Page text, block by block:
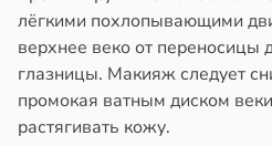
лёгкими похлопывающими
верхнее веко от переносицы
глазницы. Макияж следует
промокая ватным диском
растягивать кожу.